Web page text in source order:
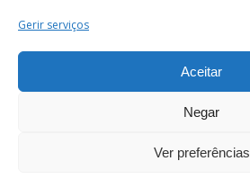
Gerir serviços
Aceitar
Negar
Ver preferências
Termos e Condições
os direitos reservados.